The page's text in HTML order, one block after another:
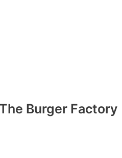
Burger Factory